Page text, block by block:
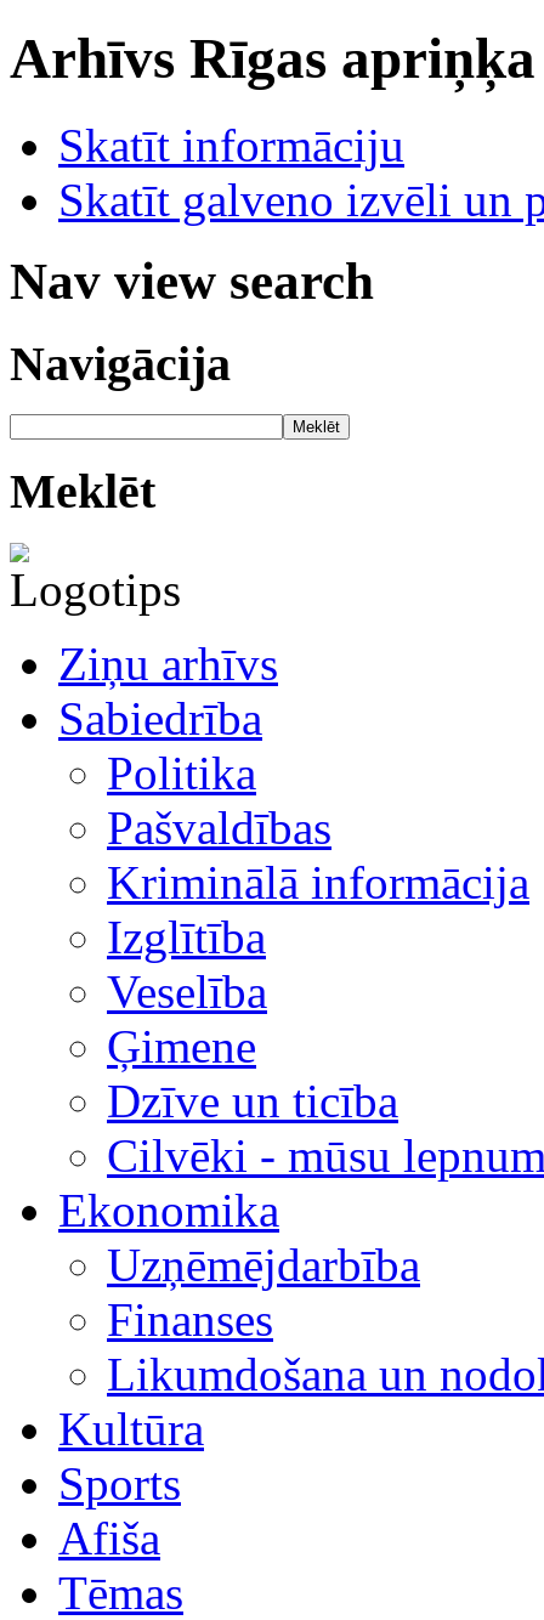
Arhīvs Rīgas
Skatīt informāciju
Skatīt galveno izvēli un
Nav view search
Navigācija
Meklēt
Meklēt
Ziņu arhīvs
Sabiedrība
Politika
Pašvaldības
Kriminālā informācija
Izglītība
Veselība
Ģimene
Dzīve un ticība
Cilvēki - mūsu
Ekonomika
Uzņēmējdarbība
Finanses
Likumdošana un
Kultūra
Sports
Afiša
Tēmas